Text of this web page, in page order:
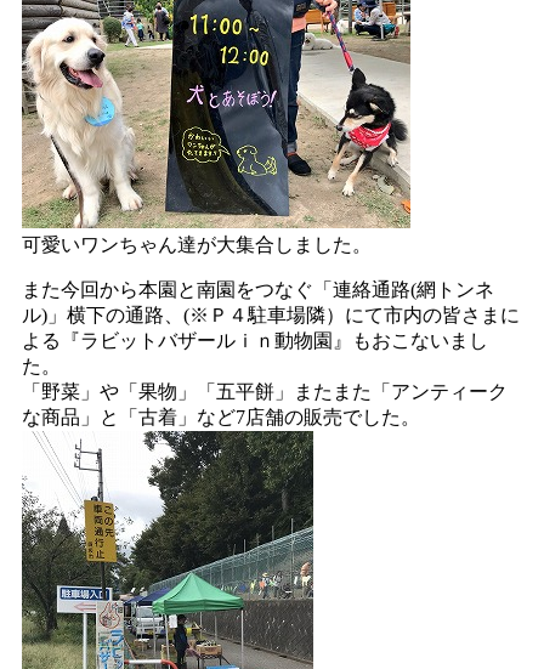
可愛いワンちゃん達が大集合しました。
また今回から本園と南園をつなぐ「連絡通路(網トンネ
ル)」横下の通路、(※Ｐ４駐車場隣）にて市内の皆さまに
よる『ラビットバザールｉｎ動物園』もおこないまし
た。
「野菜」や「果物」「五平餅」またまた「アンティーク
な商品」と「古着」など7店舗の販売でした。